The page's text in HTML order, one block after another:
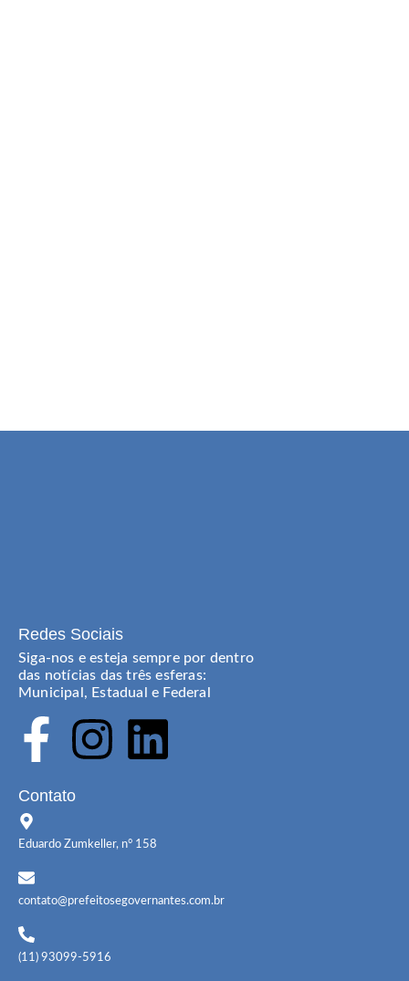
Redes Sociais
Siga-nos e esteja sempre por dentro
das notícias das três esferas:
Municipal, Estadual e Federal
Contato
Eduardo Zumkeller, n° 158
contato@prefeitosegovernantes.com.br
(11) 93099-5916